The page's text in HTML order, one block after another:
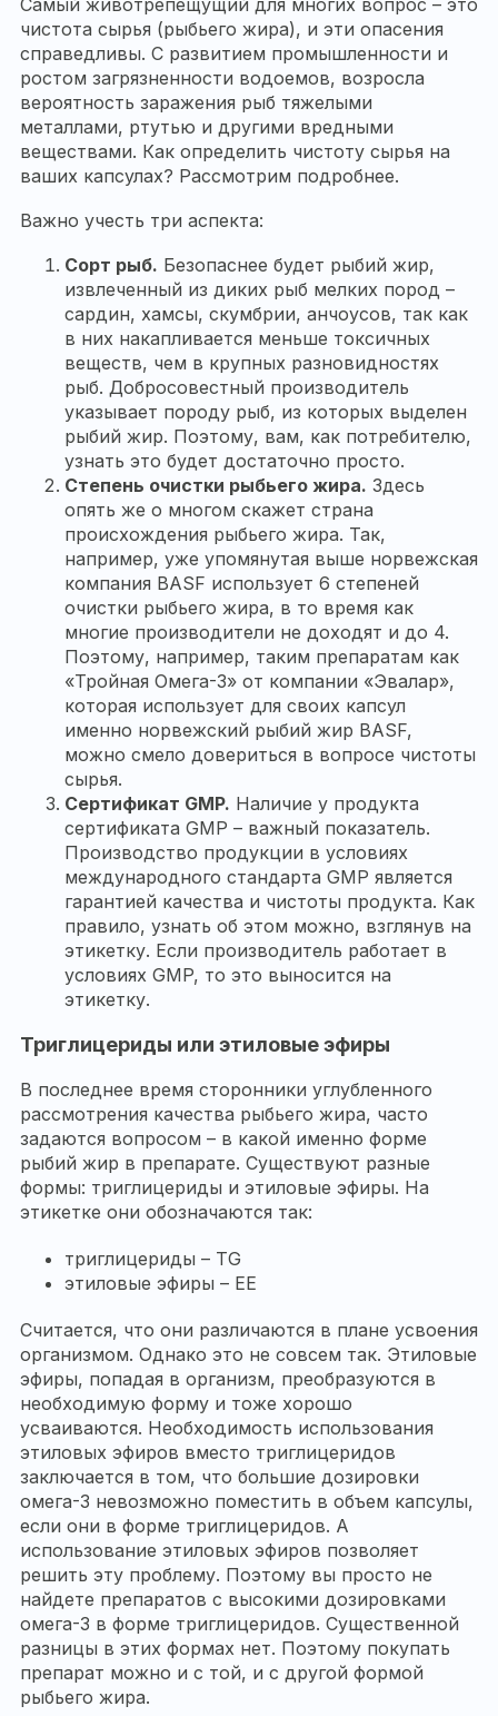
чистота сырья (рыбьего жира), и эти опасения
справедливы. С развитием промышленности и
ростом загрязненности водоемов, возросла
вероятность заражения рыб тяжелыми
металлами, ртутью и другими вредными
веществами. Как определить чистоту сырья на
ваших капсулах? Рассмотрим подробнее.
Важно учесть три аспекта:
Сорт рыб. Безопаснее будет рыбий жир,
извлеченный из диких рыб мелких пород –
сардин, хамсы, скумбрии, анчоусов, так как
в них накапливается меньше токсичных
веществ, чем в крупных разновидностях
рыб. Добросовестный производитель
указывает породу рыб, из которых выделен
рыбий жир. Поэтому, вам, как потребителю,
узнать это будет достаточно просто.
Степень очистки рыбьего жира. Здесь
опять же о многом скажет страна
происхождения рыбьего жира. Так,
например, уже упомянутая выше норвежская
компания BASF использует 6 степеней
очистки рыбьего жира, в то время как
многие производители не доходят и до 4.
Поэтому, например, таким препаратам как
«Тройная Омега-3» от компании «Эвалар»,
которая использует для своих капсул
именно норвежский рыбий жир BASF,
можно смело довериться в вопросе чистоты
сырья.
Сертификат GMP. Наличие у продукта
сертификата GMP – важный показатель.
Производство продукции в условиях
международного стандарта GMP является
гарантией качества и чистоты продукта. Как
правило, узнать об этом можно, взглянув на
этикетку. Если производитель работает в
условиях GMP, то это выносится на
этикетку.
Триглицериды или этиловые эфиры
В последнее время сторонники углубленного
рассмотрения качества рыбьего жира, часто
задаются вопросом – в какой именно форме
рыбий жир в препарате. Существуют разные
формы: триглицериды и этиловые эфиры. На
этикетке они обозначаются так:
триглицериды – TG
этиловые эфиры – ЕЕ
Считается, что они различаются в плане усвоения
организмом. Однако это не совсем так. Этиловые
эфиры, попадая в организм, преобразуются в
необходимую форму и тоже хорошо
усваиваются. Необходимость использования
этиловых эфиров вместо триглицеридов
заключается в том, что большие дозировки
омега-3 невозможно поместить в объем капсулы,
если они в форме триглицеридов. А
использование этиловых эфиров позволяет
решить эту проблему. Поэтому вы просто не
найдете препаратов с высокими дозировками
омега-3 в форме триглицеридов. Существенной
разницы в этих формах нет. Поэтому покупать
препарат можно и с той, и с другой формой
рыбьего жира.